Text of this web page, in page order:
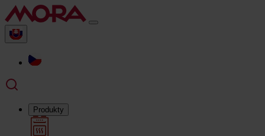
Produkty